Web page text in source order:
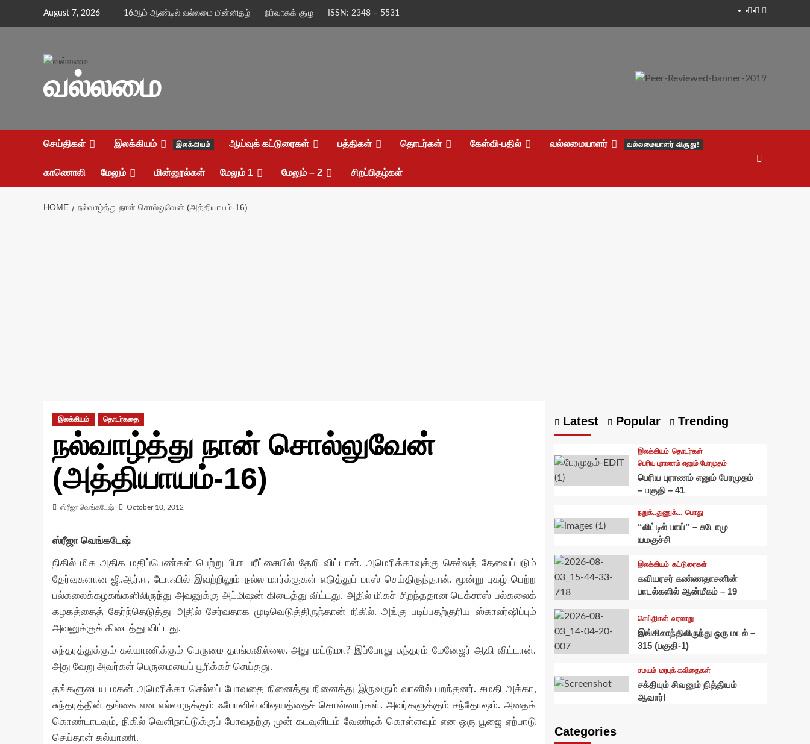
August 7, 2026 16ஆம் ஆண்டில் வல்லமை மின்னிதழ் நிர்வாகக் குழு ISSN: 2348 – 5531 Facebook
Twitter
Youtube
வல்லமை
செய்திகள் இலக்கியம் இலக்கியம் ஆய்வுக் கட்டுரைகள் பத்திகள் தொடர்கள் கேள்வி-பதில் வல்லமையாளர் வல்லமையாளர் விருது!
காணொலி மேலும் மின்னூல்கள் மேலும் 1 மேலும் – 2 சிறப்பிதழ்கள்
HOME நல்வாழ்த்து நான் சொல்லுவேன் (அத்தியாயம்-16)
இலக்கியம் தொடர்கதை
நல்வாழ்த்து நான் சொல்லுவேன்
(அத்தியாயம்-16)
ஸ்ரீஜா வெங்கடேஷ் October 10, 2012
ஸ்ரீஜா வெங்கடேஷ்
நிகில் மிக அதிக மதிப்பெண்கள் பெற்று பி.ஈ பரீட்சையில் தேறி விட்டான். அமெரிக்காவுக்கு செல்லத் தேவைப்படும்
தேர்வுகளான ஜி.ஆர்.ஈ, டோஃபில் இவற்றிலும் நல்ல மார்க்குகள் எடுத்துப் பாஸ் செய்திருந்தான். மூன்று புகழ் பெற்ற
பல்கலைக்கழகங்களிலிருந்து அவனுக்கு அட்மிஷன் கிடைத்து விட்டது. அதில் மிகச் சிறந்ததான டெக்சாஸ் பல்கலைக்
கழகத்தைத் தேர்ந்தெடுத்து அதில் சேர்வதாக முடிவெடுத்திருந்தான் நிகில். அங்கு படிப்பதற்குரிய ஸ்காலர்ஷிப்பும்
அவனுக்குக் கிடைத்து விட்டது.
சுந்தரத்துக்கும் கல்யாணிக்கும் பெருமை தாங்கவில்லை. அது மட்டுமா? இப்போது சுந்தரம் மேனேஜர் ஆகி விட்டான்.
அது வேறு அவர்கள் பெருமையைப் பூரிக்கச் செய்தது.
தங்களுடைய மகன் அமெரிக்கா செல்லப் போவதை நினைத்து நினைத்து இருவரும் வானில் பறந்தனர். சுமதி அக்கா,
சுந்தரத்தின் தங்கை என எல்லாருக்கும் ஃபோனில் விஷயத்தைச் சொன்னார்கள். அவர்களுக்கும் சந்தோஷம். அதைக்
கொண்டாடவும், நிகில் வெளிநாட்டுக்குப் போவதற்கு முன் கடவுளிடம் வேண்டிக் கொள்ளவும் என ஒரு பூஜை ஏற்பாடு
செய்தாள் கல்யாணி.
Latest Popular Trending
இலக்கியம் தொடர்கள்
பெரிய புராணம் எனும் பேரமுதம்
பெரிய புராணம் எனும் பேரமுதம்
– பகுதி – 41
நறுக்..துணுக்... பொது
“லிட்டில் பாய்” – சுடோமு
யமகுச்சி
இலக்கியம் கட்டுரைகள்
கவியரசர் கண்ணதாசனின்
பாடல்களில் ஆன்மீகம் – 19
செய்திகள் வரலாறு
இங்கிலாந்திலிருந்து ஒரு மடல் –
315 (பகுதி-1)
சமயம் மரபுக் கவிதைகள்
சக்தியும் சிவனும் நித்தியம்
ஆவார்!
Categories